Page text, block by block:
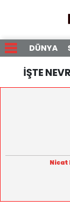
DÜNYA
İŞTE
Nicat